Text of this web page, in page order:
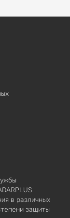
в различных
защиты